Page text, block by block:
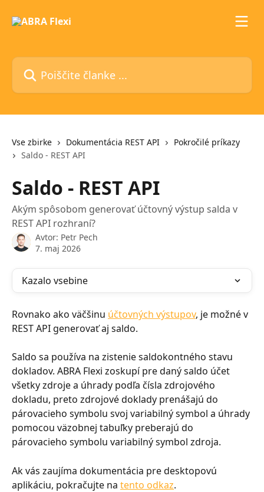
Poiščite članke ...
Vse zbirke Dokumentácia REST API
Pokročilé príkazy
Saldo - REST API
Saldo - REST API
Akým spôsobom generovať účtovný výstup salda v
REST API rozhraní?
Avtor: Petr Pech
7. maj 2026
Kazalo vsebine
Rovnako ako väčšinu účtovných výstupov, je možné v
REST API generovať aj saldo.
Saldo sa používa na zistenie saldokontného stavu
dokladov. ABRA Flexi zoskupí pre daný saldo účet
všetky zdroje a úhrady podľa čísla zdrojového
dokladu, preto zdrojové doklady prenášajú do
párovacieho symbolu svoj variabilný symbol a úhrady
pomocou väzobnej tabuľky preberajú do
párovacieho symbolu variabilný symbol zdroja.
Ak vás zaujíma dokumentácia pre desktopovú
aplikáciu, pokračujte na tento odkaz.